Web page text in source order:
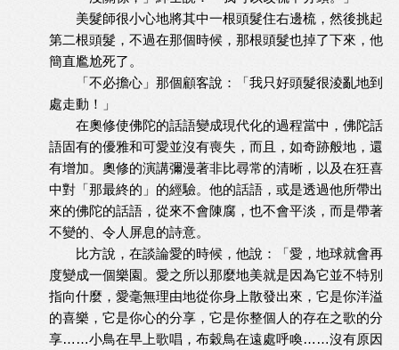
美髮師很小心地將其中一根頭髮住右邊梳，然後挑起
第二根頭髮，不過在那個時候，那根頭髮也掉了下來，他
簡直尷尬死了。
「不必擔心」那個顧客說：「我只好頭髮很淩亂地到
處走動！」
在奧修使佛陀的話語變成現代化的過程當中，佛陀話
語固有的優雅和可愛並沒有喪失，而且，如奇跡般地，還
有增加。奧修的演講彌漫著非比尋常的清晰，以及在狂喜
中對「那最終的」的經驗。他的話語，或是透過他所帶出
來的佛陀的話語，從來不會陳腐，也不會平淡，而是帶著
不變的、令人屏息的詩意。
比方說，在談論愛的時候，他說：「愛，地球就會再
度變成一個樂園。愛之所以那麼地美就是因為它並不特別
指向什麼，愛毫無理由地從你身上散發出來，它是你洋溢
的喜樂，它是你心的分享，它是你整個人的存在之歌的分
享……小鳥在早上歌唱，布穀鳥在遠處呼喚……沒有原因